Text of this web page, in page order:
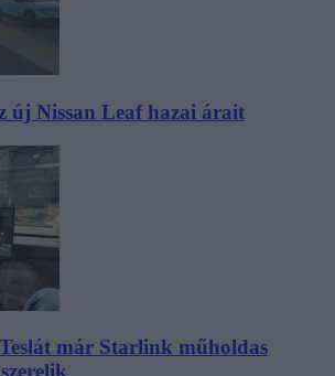
új Nissan Leaf hazai árait
már Starlink műholdas